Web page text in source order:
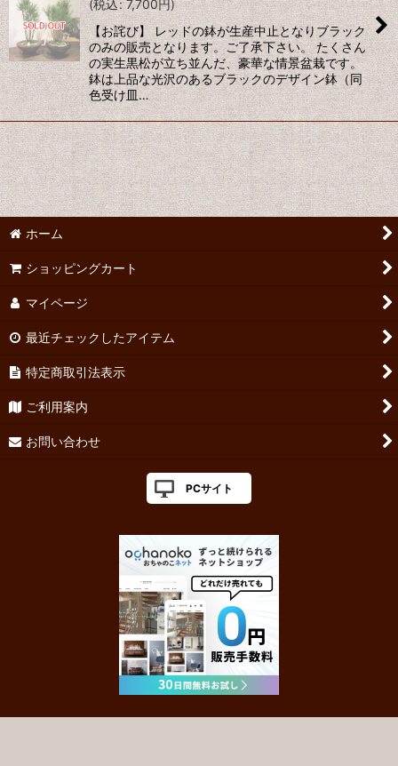
(税込: 7,700円)
【お詫び】 レッドの鉢が生産中止となりブラック
のみの販売となります。ご了承下さい。 たくさん
の実生黒松が立ち並んだ、豪華な情景盆栽です。
鉢は上品な光沢のあるブラックのデザイン鉢（同
色受け皿…
ホーム
ショッピングカート
マイページ
最近チェックしたアイテム
特定商取引法表示
ご利用案内
お問い合わせ
PCサイト